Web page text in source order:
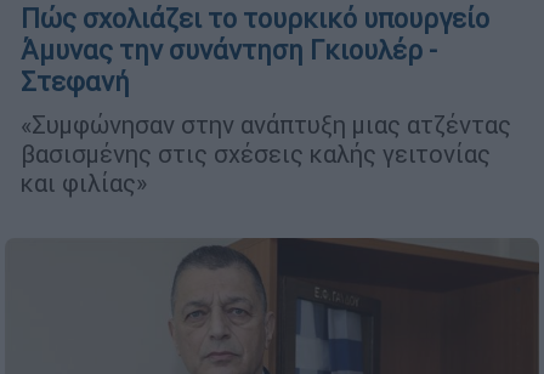
Πώς σχολιάζει το τουρκικό υπουργείο
Άμυνας την συνάντηση Γκιουλέρ -
Στεφανή
«Συμφώνησαν στην ανάπτυξη μιας ατζέντας
βασισμένης στις σχέσεις καλής γειτονίας
και φιλίας»